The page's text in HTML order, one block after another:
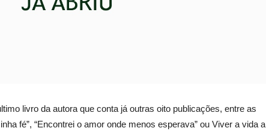
livro da autora que conta já outras oito publicações, entre as
fé”, “Encontrei o amor onde menos esperava” ou Viver a vida a